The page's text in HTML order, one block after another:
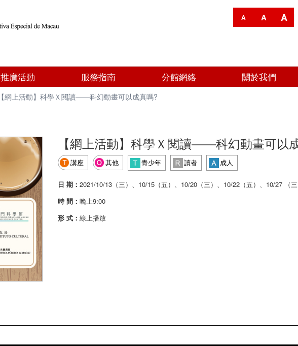
A A A
推廣活動 服務指南 分館網絡 關於我們
【網上活動】科學Ｘ閱讀——科幻動畫可以成真嗎?
【網上活動】科學Ｘ閱讀——科幻動畫可以
講座 其他 青少年 讀者 成人
日 期： 2021/10/13（三）、10/15（五）、10/20（三）、10/22（五）、10/27 （三
時 間： 晚上9:00
形 式： 線上播放